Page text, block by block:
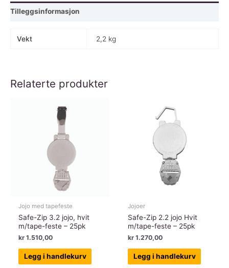
a
antall
Tilleggsinformasjon
Vekt 2,2 kg
Relaterte produkter
Jojo med tapefeste
Safe-Zip 3.2 jojo, hvit
m/tape-feste – 25pk
kr 1.510,00
Legg i handlekurv
Jojoer
Safe-Zip 2.2 jojo Hvit
m/tape-feste – 25pk
kr 1.270,00
Legg i handlekurv